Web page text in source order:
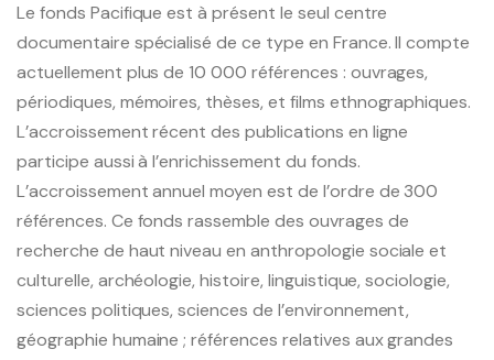
Le fonds Pacifique est à présent le seul centre
documentaire spécialisé de ce type en France. Il compte
actuellement plus de 10 000 références : ouvrages,
périodiques, mémoires, thèses, et films ethnographiques.
L’accroissement récent des publications en ligne
participe aussi à l’enrichissement du fonds.
L’accroissement annuel moyen est de l’ordre de 300
références. Ce fonds rassemble des ouvrages de
recherche de haut niveau en anthropologie sociale et
culturelle, archéologie, histoire, linguistique, sociologie,
sciences politiques, sciences de l’environnement,
géographie humaine ; références relatives aux grandes